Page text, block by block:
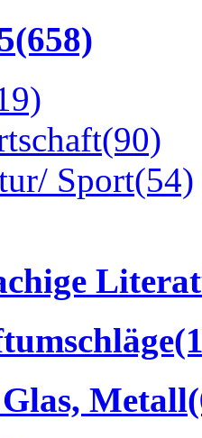
(658)
(90)
Sport(54)
Metall